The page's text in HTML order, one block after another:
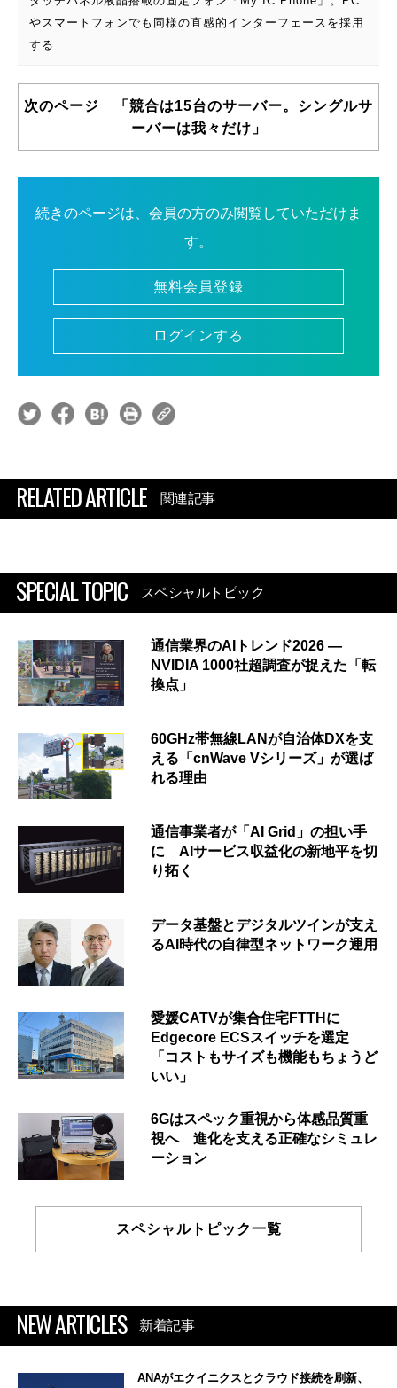
やスマートフォンでも同様の直感的インターフェースを採用
する
次のページ 「競合は15台のサーバー。シングルサ
ーバーは我々だけ」
続きのページは、会員の方のみ閲覧していただけま
す。
無料会員登録
ログインする
RELATED ARTICLE 関連記事
SPECIAL TOPIC スペシャルトピック
通信業界のAIトレンド2026 ―
NVIDIA 1000社超調査が捉えた「転
換点」
60GHz帯無線LANが自治体DXを支
える「cnWave Vシリーズ」が選ば
れる理由
通信事業者が「AI Grid」の担い手
に AIサービス収益化の新地平を切
り拓く
データ基盤とデジタルツインが支え
るAI時代の自律型ネットワーク運用
愛媛CATVが集合住宅FTTHに
Edgecore ECSスイッチを選定
「コストもサイズも機能もちょうど
いい」
6Gはスペック重視から体感品質重
視へ 進化を支える正確なシミュレ
ーション
スペシャルトピック一覧
NEW ARTICLES 新着記事
ANAがエクイニクスとクラウド接続を刷新、